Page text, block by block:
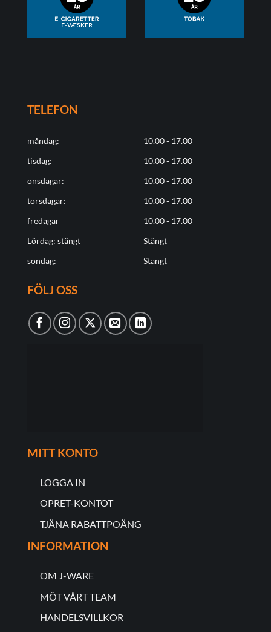
TELEFON
måndag:
10.00 - 17.00
tisdag:
10.00 - 17.00
onsdagar:
10.00 - 17.00
torsdagar:
10.00 - 17.00
fredagar
10.00 - 17.00
Lördag: stängt
Stängt
söndag:
Stängt
FÖLJ OSS
MITT KONTO
LOGGA IN
OPRET-KONTOT
TJÄNA RABATTPOÄNG
INFORMATION
OM J-WARE
MÖT VÅRT TEAM
HANDELSVILLKOR